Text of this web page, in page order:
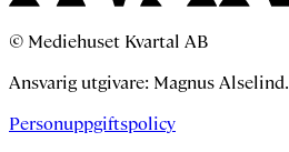
© Mediehuset Kvartal AB
Ansvarig utgivare: Magnus Alselind.
Personuppgiftspolicy